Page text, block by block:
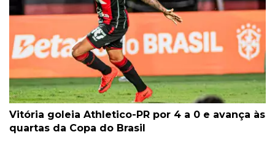
Vitória goleia Athletico-PR por 4 a 0 e avança às
quartas da Copa do Brasil